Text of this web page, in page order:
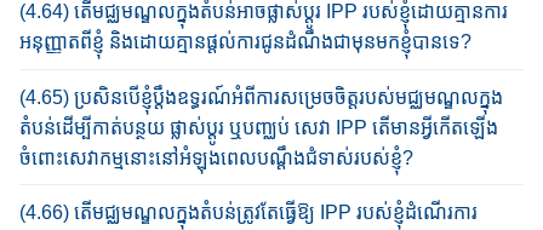
(4.64) តើ​មជ្ឈ​មណ្ឌល​ក្នុងតំ​បន់អាច​​ផ្លាស់​​​​​ប្តូរ IPP របស់​ខ្ញុំ​​ដោយ​គ្មាន​ការ​
អនុញ្ញាតពី​ខ្ញុំ និង​ដោយ​គ្មាន​ផ្តល់ការជូន​ដំណឹង​ជា​មុន​មក​ខ្ញុំ​បានទេ?​
(4.65) ប្រសិនបើខ្ញុំប្តឹងឧទ្ធរណ៍​អំពីការ​សម្រេច​ចិត្ត​របស់មជ្ឈមណ្ឌលក្នុង
តំបន់​ដើម្បីកាត់បន្ថយ​ ផ្លាស់ប្តូរ​ ឬបញ្ឈប់ សេវា IPP តើមានអ្វីកើត​ឡើង​
ចំពោះ​សេវាកម្មនោះ​នៅអំឡុង​ពេល​បណ្ដឹង​ជំទាស់​របស់ខ្ញុំ?
(4.66) តើ​មជ្ឈ​មណ្ឌលក្នុងតំបន់​ត្រូវ​តែ​ធ្វើ​ឱ្យ​ IPP របស់ខ្ញុំ​ដំណើរការ​